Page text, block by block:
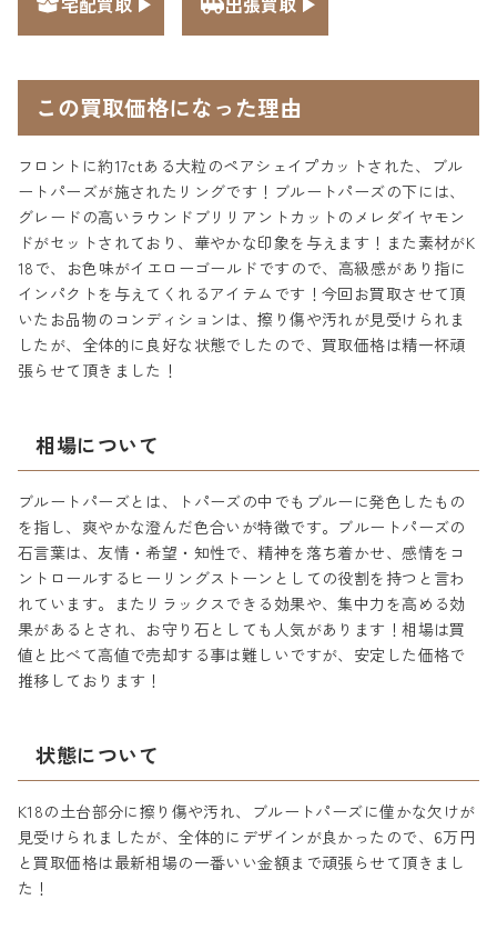
この買取価格になった理由
フロントに約17ctある大粒のペアシェイプカットされた、ブル
ートパーズが施されたリングです！ブルートパーズの下には、
グレードの高いラウンドブリリアントカットのメレダイヤモン
ドがセットされており、華やかな印象を与えます！また素材がK
18で、お色味がイエローゴールドですので、高級感があり指に
インパクトを与えてくれるアイテムです！今回お買取させて頂
いたお品物のコンディションは、擦り傷や汚れが見受けられま
したが、全体的に良好な状態でしたので、買取価格は精一杯頑
張らせて頂きました！
相場について
ブルートパーズとは、トパーズの中でもブルーに発色したもの
を指し、爽やかな澄んだ色合いが特徴です。ブルートパーズの
石言葉は、友情・希望・知性で、精神を落ち着かせ、感情をコ
ントロールするヒーリングストーンとしての役割を持つと言わ
れています。またリラックスできる効果や、集中力を高める効
果があるとされ、お守り石としても人気があります！相場は買
値と比べて高値で売却する事は難しいですが、安定した価格で
推移しております！
状態について
K18の土台部分に擦り傷や汚れ、ブルートパーズに僅かな欠けが
見受けられましたが、全体的にデザインが良かったので、6万円
と買取価格は最新相場の一番いい金額まで頑張らせて頂きまし
た！